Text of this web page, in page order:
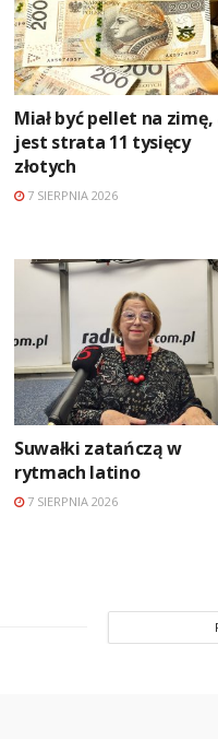
Miał być pellet na zimę,
jest strata 11 tysięcy
złotych
7 SIERPNIA 2026
Suwałki zatańczą w
rytmach latino
7 SIERPNIA 2026